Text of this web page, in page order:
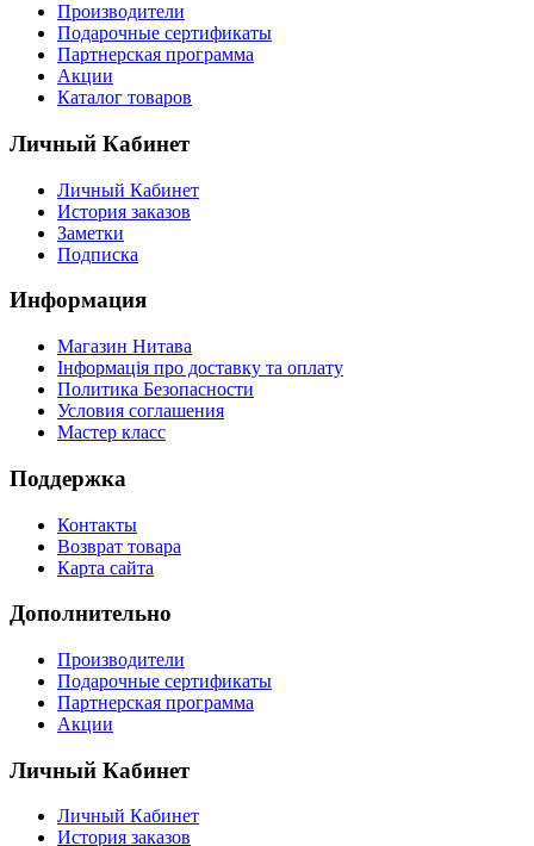
Производители
Подарочные сертификаты
Партнерская программа
Акции
Каталог товаров
Личный Кабинет
Личный Кабинет
История заказов
Заметки
Подписка
Информация
Магазин Нитава
Інформація про доставку та оплату
Политика Безопасности
Условия соглашения
Мастер класс
Поддержка
Контакты
Возврат товара
Карта сайта
Дополнительно
Производители
Подарочные сертификаты
Партнерская программа
Акции
Личный Кабинет
Личный Кабинет
История заказов